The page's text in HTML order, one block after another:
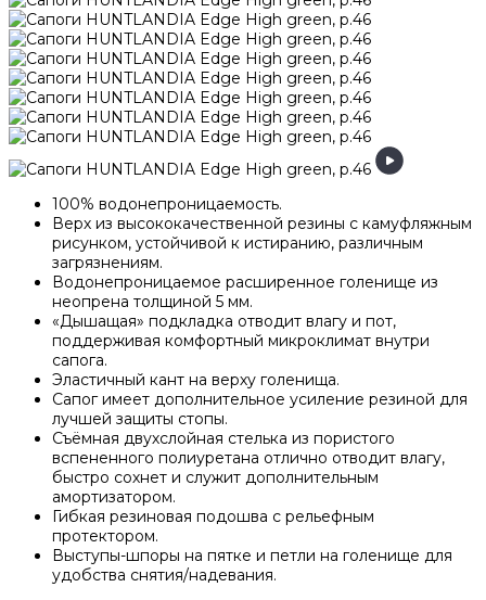
100% водонепроницаемость.
Верх из высококачественной резины с камуфляжным
рисунком, устойчивой к истиранию, различным
загрязнениям.
Водонепроницаемое расширенное голенище из
неопрена толщиной 5 мм.
«Дышащая» подкладка отводит влагу и пот,
поддерживая комфортный микроклимат внутри
сапога.
Эластичный кант на верху голенища.
Сапог имеет дополнительное усиление резиной для
лучшей защиты стопы.
Съёмная двухслойная стелька из пористого
вспененного полиуретана отлично отводит влагу,
быстро сохнет и служит дополнительным
амортизатором.
Гибкая резиновая подошва с рельефным
протектором.
Выступы-шпоры на пятке и петли на голенище для
удобства снятия/надевания.